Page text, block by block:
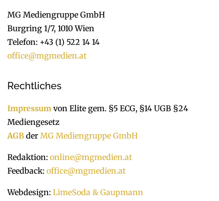
MG Mediengruppe GmbH
Burgring 1/7, 1010 Wien
Telefon: +43 (1) 522 14 14
office@mgmedien.at
Rechtliches
Impressum von Elite gem. §5 ECG, §14 UGB §24
Mediengesetz
AGB der MG Mediengruppe GmbH
Redaktion: online@mgmedien.at
Feedback: office@mgmedien.at
Webdesign: LimeSoda & Gaupmann